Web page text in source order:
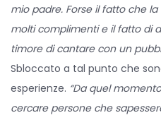
mio padre. Forse il fatto che
molti complimenti e il fatto di
timore di cantare con un
Sbloccato a tal punto che
esperienze. “Da quel
cercare persone che